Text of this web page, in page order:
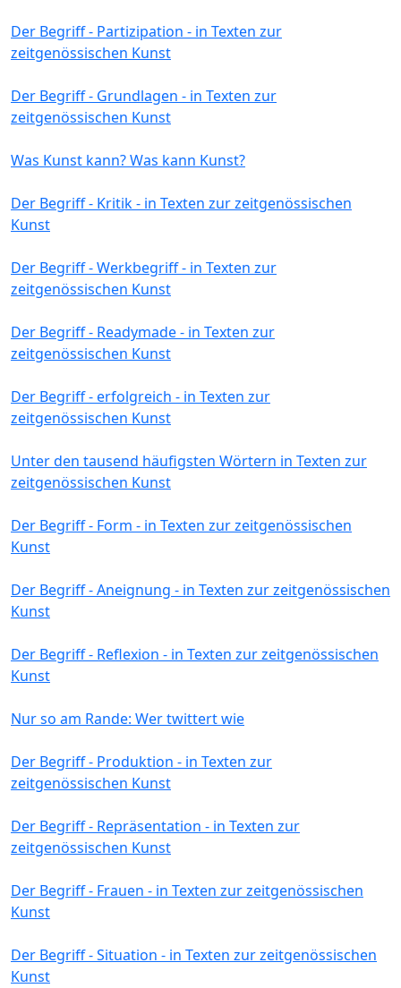
Der Begriff - Partizipation - in Texten zur
zeitgenössischen Kunst
Der Begriff - Grundlagen - in Texten zur
zeitgenössischen Kunst
Was Kunst kann? Was kann Kunst?
Der Begriff - Kritik - in Texten zur zeitgenössischen
Kunst
Der Begriff - Werkbegriff - in Texten zur
zeitgenössischen Kunst
Der Begriff - Readymade - in Texten zur
zeitgenössischen Kunst
Der Begriff - erfolgreich - in Texten zur
zeitgenössischen Kunst
Unter den tausend häufigsten Wörtern in Texten zur
zeitgenössischen Kunst
Der Begriff - Form - in Texten zur zeitgenössischen
Kunst
Der Begriff - Aneignung - in Texten zur zeitgenössischen
Kunst
Der Begriff - Reflexion - in Texten zur zeitgenössischen
Kunst
Nur so am Rande: Wer twittert wie
Der Begriff - Produktion - in Texten zur
zeitgenössischen Kunst
Der Begriff - Repräsentation - in Texten zur
zeitgenössischen Kunst
Der Begriff - Frauen - in Texten zur zeitgenössischen
Kunst
Der Begriff - Situation - in Texten zur zeitgenössischen
Kunst